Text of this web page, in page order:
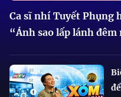
Ca sĩ nhí Tuyết Phụng
“Ánh sao lấp lánh đêm